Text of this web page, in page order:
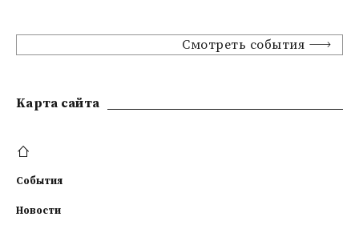
Смотреть события
Kарта сайта
События
Новости